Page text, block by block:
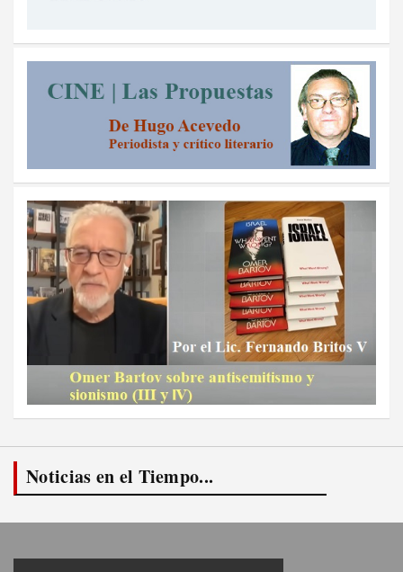
Noticias en el Tiempo...